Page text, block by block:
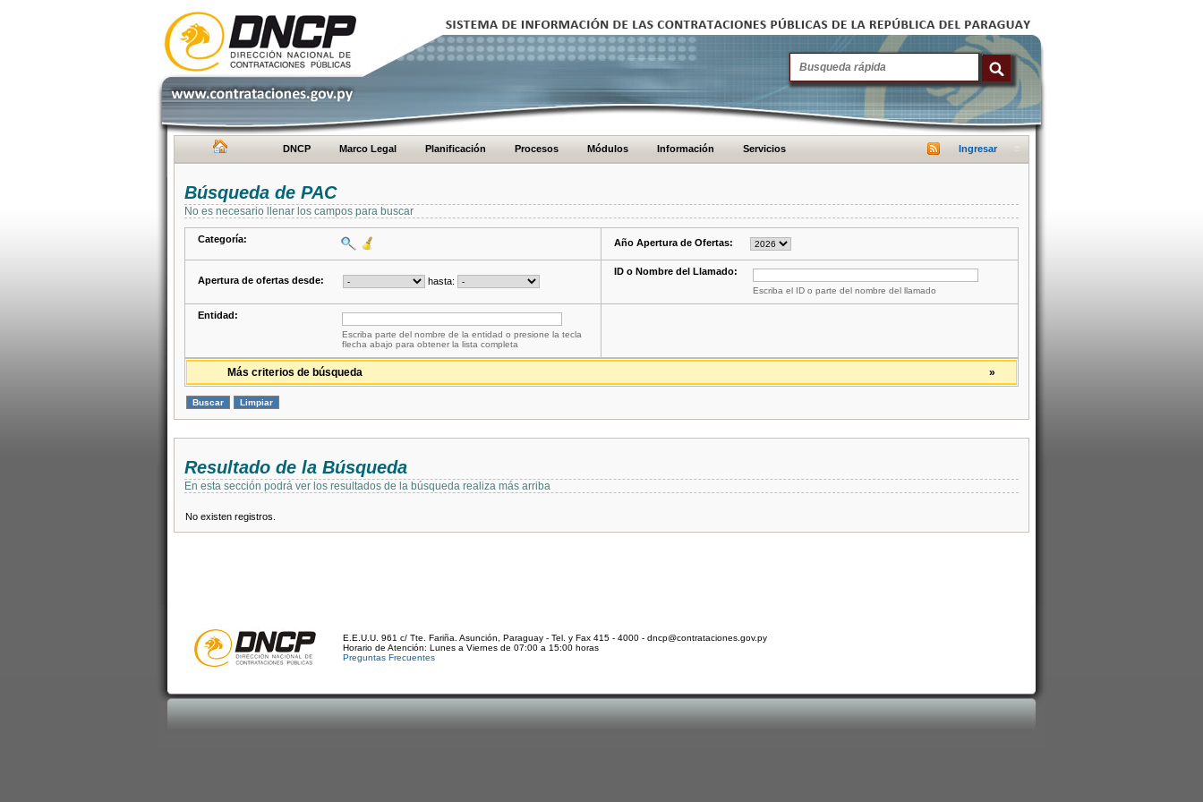
DNCP Marco Legal Planificación Procesos Módulos Información Servicios Ingresar
Búsqueda de PAC
No es necesario llenar los campos para buscar
Categoría: Año Apertura de Ofertas:
Apertura de ofertas desde: hasta:
ID o Nombre del Llamado:
Escriba el ID o parte del nombre del llamado
Entidad:
Escriba parte del nombre de la entidad o presione la tecla
flecha abajo para obtener la lista completa
»
Más criterios de búsqueda
Resultado de la Búsqueda
En esta sección podrá ver los resultados de la búsqueda realiza más arriba
No existen registros.
E.E.U.U. 961 c/ Tte. Fariña. Asunción, Paraguay - Tel. y Fax 415 - 4000 - dncp@contrataciones.gov.py
Horario de Atención: Lunes a Viernes de 07:00 a 15:00 horas
Preguntas Frecuentes